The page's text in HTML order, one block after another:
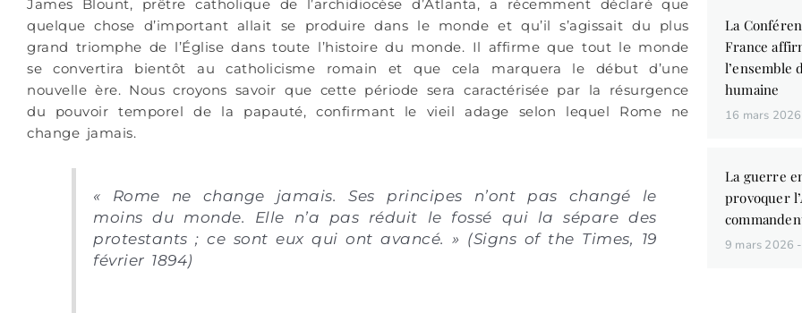
James Blount, prêtre catholique de l’archidiocèse d’Atlanta, a récemment déclaré que
quelque chose d’important allait se produire dans le monde et qu’il s’agissait du plus
grand triomphe de l’Église dans toute l’histoire du monde. Il affirme que tout le monde
se convertira bientôt au catholicisme romain et que cela marquera le début d’une
nouvelle ère. Nous croyons savoir que cette période sera caractérisée par la résurgence
du pouvoir temporel de la papauté, confirmant le vieil adage selon lequel Rome ne
change jamais.
« Rome ne change jamais. Ses principes n’ont pas changé le
moins du monde. Elle n’a pas réduit le fossé qui la sépare des
protestants ; ce sont eux qui ont avancé. » (Signs of the Times, 19
février 1894)
La
France
l’ensemble
humaine
16 mars 2026
La guerre
provoquer
9 mars 2026